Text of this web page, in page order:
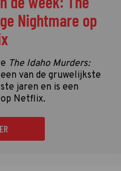
Nightmare op
The Idaho Murders:
van de gruwelijkste
jaren en is een
Netflix.